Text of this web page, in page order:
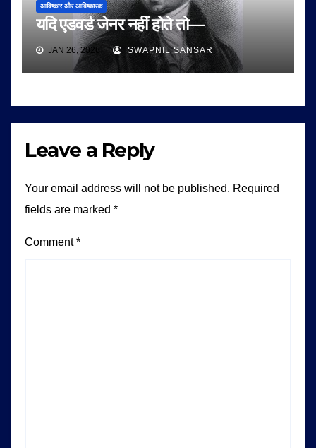
आविष्कार और आविष्कारक
यदि एडवर्ड जेनर नहीं होते तो—
JAN 26, 2026 SWAPNIL SANSAR
Leave a Reply
Your email address will not be published. Required
fields are marked *
Comment*